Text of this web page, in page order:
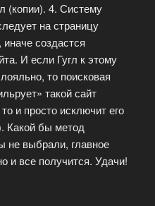
(копии). 4. Систему
на страницу
создастся
И если Гугл к этому
то поисковая
такой сайт
и просто исключит его
Какой бы метод
не выбрали, главное
и все получится. Удачи!